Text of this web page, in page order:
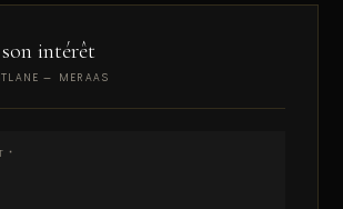
intérêt
— MERAAS
*